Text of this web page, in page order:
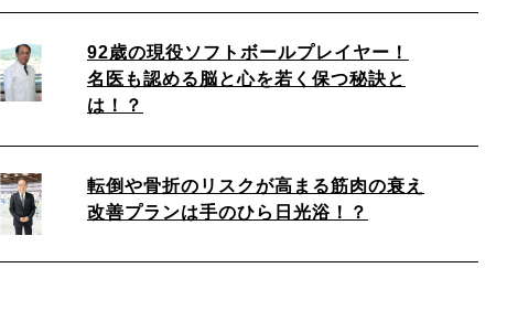
92歳の現役ソフトボールプレイヤー！
名医も認める脳と心を若く保つ秘訣と
は！？
転倒や骨折のリスクが高まる筋肉の衰え
改善プランは手のひら日光浴！？